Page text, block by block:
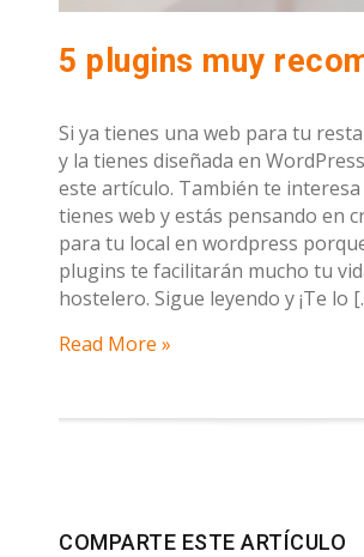
Si ya tienes una web para tu
y la tienes diseñada en
este artículo. También te
tienes web y estás pensando en
para tu local en wordpress
plugins te facilitarán mucho tu
hostelero. Sigue leyendo y ¡Te lo
Read More »
COMPARTE ESTE ARTÍCULO